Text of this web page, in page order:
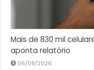
Mais de 830 mil
aponta relatório
06/08/2026